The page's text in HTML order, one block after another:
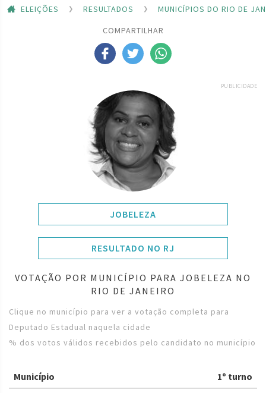
ELEIÇÕES RESULTADOS
MUNICÍPIOS DO RIO DE
COMPARTILHAR
PUBLICIDADE
JOBELEZA
RESULTADO NO RJ
VOTAÇÃO POR MUNICÍPIO PARA JOBELEZA NO
RIO DE JANEIRO
Clique no município para ver a votação completa para
Deputado Estadual naquela cidade
% dos votos válidos recebidos pelo candidato no município
Município 1º turno